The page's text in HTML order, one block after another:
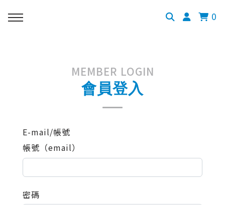
0
MEMBER LOGIN
會員登入
E-mail/帳號
帳號（email）
密碼